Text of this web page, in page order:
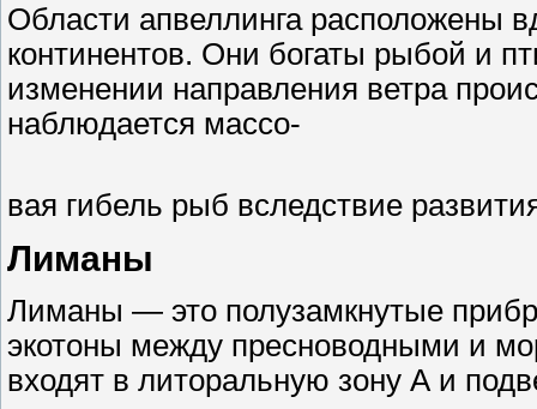
Области апвеллинга расположены
континентов. Они богаты рыбой и
изменении направления ветра
наблюдается массо-
вая гибель рыб вследствие
Лиманы
Лиманы — это полузамкнутые
экотоны между пресноводными и
входят в литоральную зону А и